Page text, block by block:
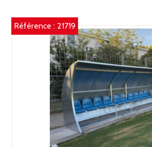
Référence : 21719